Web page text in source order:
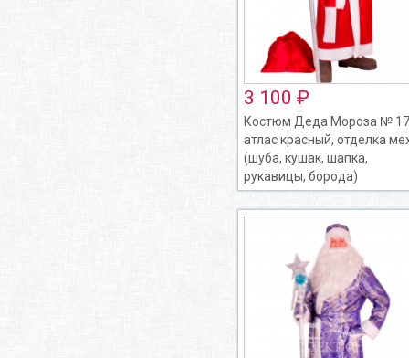
3 100 ₽
Костюм Деда Мороза №
атлас красный, отделка
(шуба, кушак, шапка,
рукавицы, борода)